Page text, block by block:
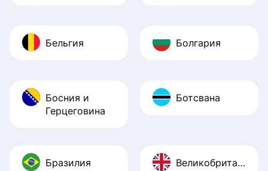
Бельгия Болгария
Босния и
Герцеговина
Ботсвана
Бразилия Великобритания